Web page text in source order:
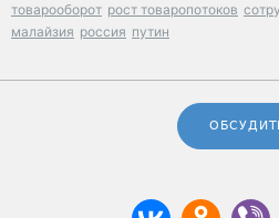
товарооборот рост товаропотоков
малайзия россия путин